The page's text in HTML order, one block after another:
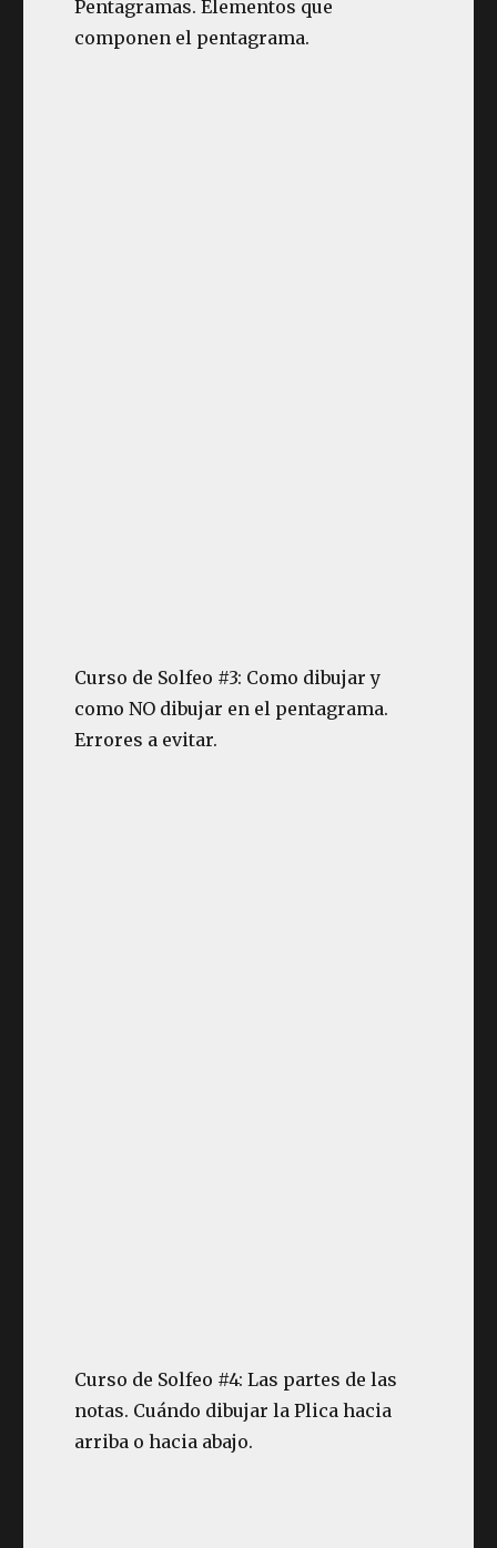
Pentagramas. Elementos que
componen el pentagrama.
Curso de Solfeo #3: Como dibujar y
como NO dibujar en el pentagrama.
Errores a evitar.
Curso de Solfeo #4: Las partes de las
notas. Cuándo dibujar la Plica hacia
arriba o hacia abajo.